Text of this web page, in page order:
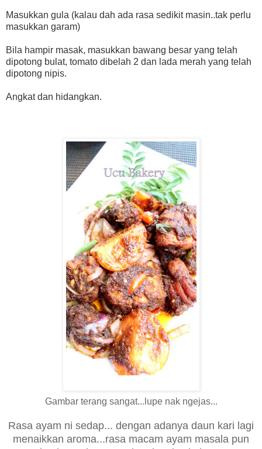
Masukkan gula (kalau dah ada rasa sedikit masin..tak perlu
masukkan garam)
Bila hampir masak, masukkan bawang besar yang telah
dipotong bulat, tomato dibelah 2 dan lada merah yang telah
dipotong nipis.
Angkat dan hidangkan.
Gambar terang sangat...lupe nak ngejas...
Rasa ayam ni sedap... dengan adanya daun kari lagi
menaikkan aroma...rasa macam ayam masala pun